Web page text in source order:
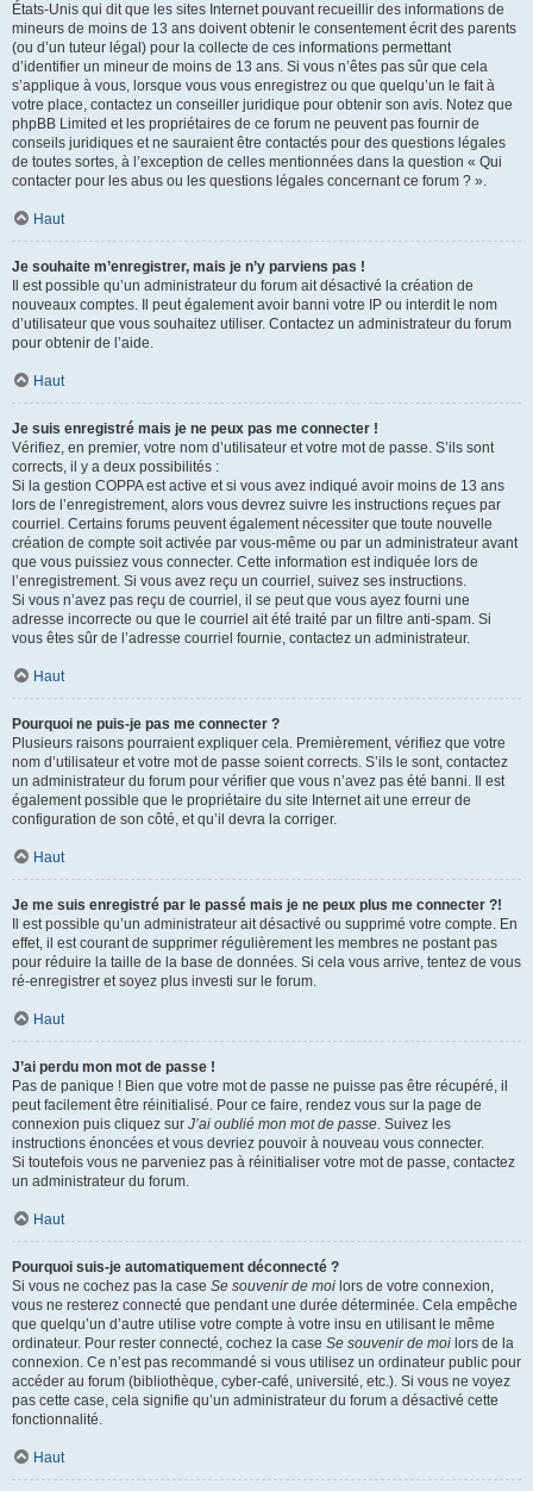
États-Unis qui dit que les sites Internet pouvant recueillir des informations de
mineurs de moins de 13 ans doivent obtenir le consentement écrit des parents
(ou d’un tuteur légal) pour la collecte de ces informations permettant
d’identifier un mineur de moins de 13 ans. Si vous n’êtes pas sûr que cela
s’applique à vous, lorsque vous vous enregistrez ou que quelqu’un le fait à
votre place, contactez un conseiller juridique pour obtenir son avis. Notez que
phpBB Limited et les propriétaires de ce forum ne peuvent pas fournir de
conseils juridiques et ne sauraient être contactés pour des questions légales
de toutes sortes, à l’exception de celles mentionnées dans la question « Qui
contacter pour les abus ou les questions légales concernant ce forum ? ».
Haut
Je souhaite m’enregistrer, mais je n’y parviens pas !
Il est possible qu’un administrateur du forum ait désactivé la création de
nouveaux comptes. Il peut également avoir banni votre IP ou interdit le nom
d’utilisateur que vous souhaitez utiliser. Contactez un administrateur du forum
pour obtenir de l’aide.
Haut
Je suis enregistré mais je ne peux pas me connecter !
Vérifiez, en premier, votre nom d’utilisateur et votre mot de passe. S’ils sont
corrects, il y a deux possibilités :
Si la gestion COPPA est active et si vous avez indiqué avoir moins de 13 ans
lors de l’enregistrement, alors vous devrez suivre les instructions reçues par
courriel. Certains forums peuvent également nécessiter que toute nouvelle
création de compte soit activée par vous-même ou par un administrateur avant
que vous puissiez vous connecter. Cette information est indiquée lors de
l’enregistrement. Si vous avez reçu un courriel, suivez ses instructions.
Si vous n’avez pas reçu de courriel, il se peut que vous ayez fourni une
adresse incorrecte ou que le courriel ait été traité par un filtre anti-spam. Si
vous êtes sûr de l’adresse courriel fournie, contactez un administrateur.
Haut
Pourquoi ne puis-je pas me connecter ?
Plusieurs raisons pourraient expliquer cela. Premièrement, vérifiez que votre
nom d’utilisateur et votre mot de passe soient corrects. S’ils le sont, contactez
un administrateur du forum pour vérifier que vous n’avez pas été banni. Il est
également possible que le propriétaire du site Internet ait une erreur de
configuration de son côté, et qu’il devra la corriger.
Haut
Je me suis enregistré par le passé mais je ne peux plus me connecter ?!
Il est possible qu’un administrateur ait désactivé ou supprimé votre compte. En
effet, il est courant de supprimer régulièrement les membres ne postant pas
pour réduire la taille de la base de données. Si cela vous arrive, tentez de vous
ré-enregistrer et soyez plus investi sur le forum.
Haut
J’ai perdu mon mot de passe !
Pas de panique ! Bien que votre mot de passe ne puisse pas être récupéré, il
peut facilement être réinitialisé. Pour ce faire, rendez vous sur la page de
connexion puis cliquez sur J’ai oublié mon mot de passe. Suivez les
instructions énoncées et vous devriez pouvoir à nouveau vous connecter.
Si toutefois vous ne parveniez pas à réinitialiser votre mot de passe, contactez
un administrateur du forum.
Haut
Pourquoi suis-je automatiquement déconnecté ?
Si vous ne cochez pas la case Se souvenir de moi lors de votre connexion,
vous ne resterez connecté que pendant une durée déterminée. Cela empêche
que quelqu’un d’autre utilise votre compte à votre insu en utilisant le même
ordinateur. Pour rester connecté, cochez la case Se souvenir de moi lors de la
connexion. Ce n’est pas recommandé si vous utilisez un ordinateur public pour
accéder au forum (bibliothèque, cyber-café, université, etc.). Si vous ne voyez
pas cette case, cela signifie qu’un administrateur du forum a désactivé cette
fonctionnalité.
Haut